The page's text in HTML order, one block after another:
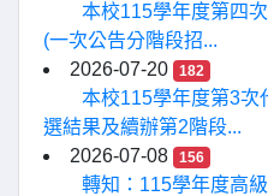
本校115學年度第四
(一次公告分階段招...
2026-07-20
182
本校115學年度第3次
選結果及續辦第2階段...
2026-07-08
156
轉知：115學年度高